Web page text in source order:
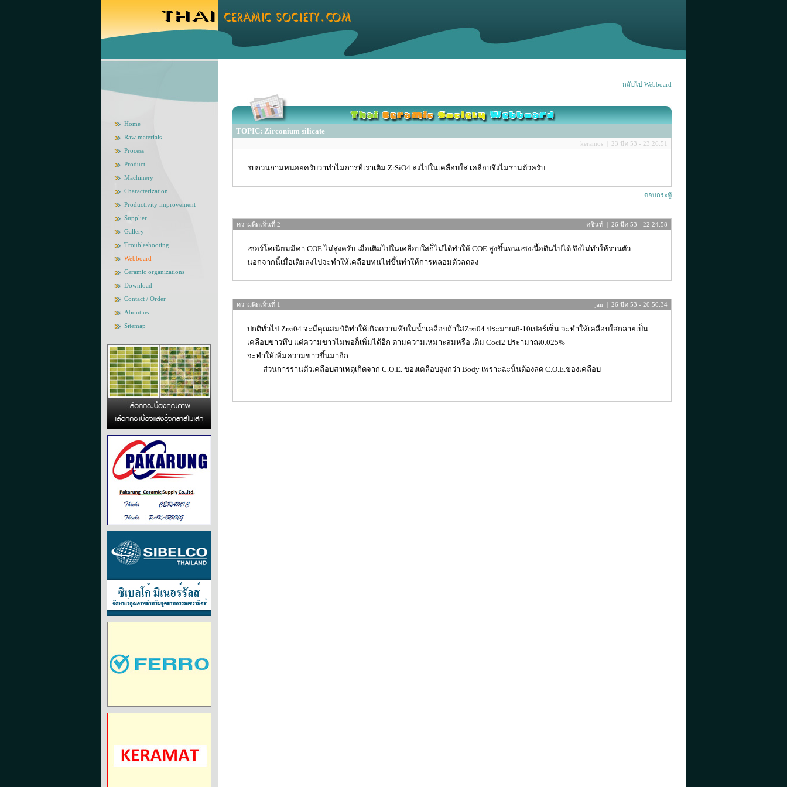
Home
Raw materials
Process
Product
Machinery
Characterization
Productivity improvement
Supplier
Gallery
Troubleshooting
Webboard
Ceramic organizations
Download
Contact / Order
About us
Sitemap
กลับไป Webboard
TOPIC: Zirconium silicate
keramos | 23 มีค 53 - 23:26:51
รบกวนถามหน่อยครับว่าทำไมการที่เราเติม ZrSiO4 ลงไปในเคลือบใส เคลือบจึงไม่รานตัวครับ
ตอบกระทู้
ความคิดเห็นที่ 2 คชินท์ | 26 มีค 53 - 22:24:58
เซอร์โคเนียมมีค่า COE ไม่สูงครับ เมื่อเติมไปในเคลือบใสก็ไม่ได้ทำให้ COE สูงขึ้นจนแซงเนื้อดินไปได้ จึงไม่ทำให้รานตัว
นอกจากนี้เมื่อเติมลงไปจะทำให้เคลือบทนไฟขึ้นทำให้การหลอมตัวลดลง
ความคิดเห็นที่ 1 ่jan | 26 มีค 53 - 20:50:34
ปกติทั่วไป Zrsi04 จะมีคุณสมบัติทำให้เกิดความทึบในน้ำเคลือบถ้าใส่Zrsi04 ประมาณ8-10เปอร์เซ็น จะทำให้เคลือบใสกลายเป็น
เคลือบขาวทึบ แต่ความขาวไม่พอก็เพิ่มได้อีก ตามความเหมาะสมหรือ เติม Cocl2 ประามาณ0.025%
จะทำให้เพิ่มความขาวขึ้นมาอีก
ส่วนการรานตัวเคลือบสาเหตุเกิดจาก C.O.E. ของเคลือบสูงกว่า Body เพราะฉะนั้นต้องลด C.O.E.ของเคลือบ